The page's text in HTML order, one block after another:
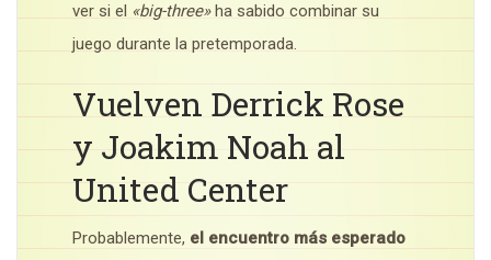
ver si el «big-three»ha sabido combinar su
juego durante la pretemporada.
Vuelven Derrick Rose
y Joakim Noah al
United Center
Probablemente, el encuentro más esperado